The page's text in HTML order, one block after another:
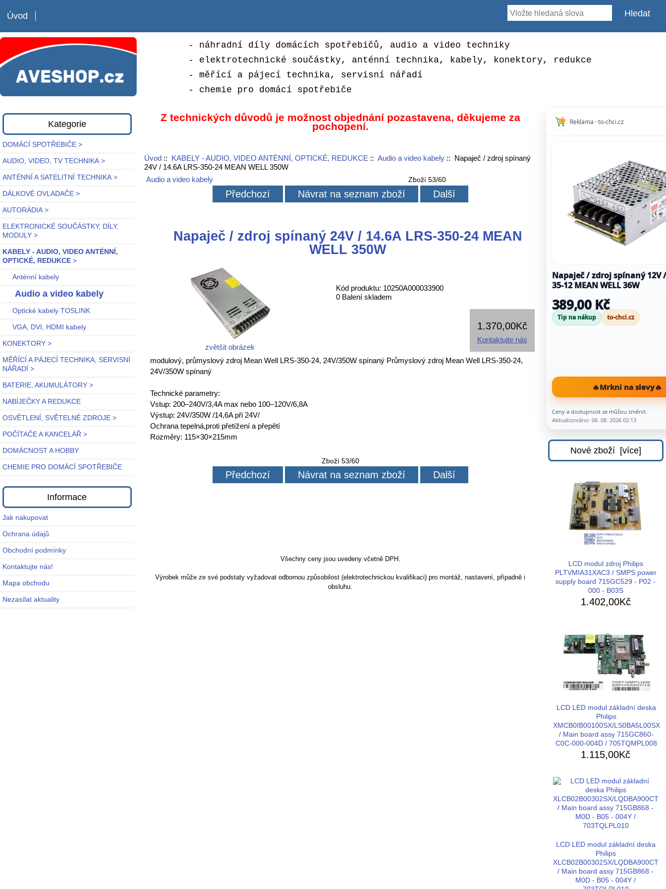
Úvod
- náhradní díly domácích spotřebičů, audio a video techniky
- elektrotechnické součástky, anténní technika, kabely, konektory, redukce
- měřící a pájecí technika, servisní nářadí
- chemie pro domácí spotřebiče
Kategorie
DOMÁCÍ SPOTŘEBIČE >
AUDIO, VIDEO, TV TECHNIKA >
ANTÉNNÍ A SATELITNÍ TECHNIKA >
DÁLKOVÉ OVLADAČE >
AUTORÁDIA >
ELEKTRONICKÉ SOUČÁSTKY, DÍLY,
MODULY >
KABELY - AUDIO, VIDEO ANTÉNNÍ,
OPTICKÉ, REDUKCE >
Anténní kabely
Audio a video kabely
Optické kabely TOSLINK
VGA, DVI, HDMI kabely
KONEKTORY >
MĚŘÍCÍ A PÁJECÍ TECHNIKA, SERVISNÍ
NÁŘADÍ >
BATERIE, AKUMULÁTORY >
NABÍJEČKY A REDUKCE
OSVĚTLENÍ, SVĚTELNÉ ZDROJE >
POČÍTAČE A KANCELÁŘ >
DOMÁCNOST A HOBBY
CHEMIE PRO DOMÁCÍ SPOTŘEBIČE
Informace
Jak nakupovat
Ochrana údajů
Obchodní podmínky
Kontaktujte nás!
Mapa obchodu
Nezasílat aktuality
Z technických důvodů je možnost objednání pozastavena, děkujeme za
pochopení.
Úvod:: KABELY - AUDIO, VIDEO ANTÉNNÍ, OPTICKÉ, REDUKCE :: Audio a video kabely:: Napaječ / zdroj spínaný
24V / 14.6A LRS-350-24 MEAN WELL 350W
Audio a video kabely
Zboží 53/60
Předchozí Návrat na seznam zboží Další
Napaječ / zdroj spínaný 24V / 14.6A LRS-350-24 MEAN
WELL 350W
zvětšit obrázek
Kód produktu: 10250A000033900
0 Balení skladem
1.370,00Kč
Kontaktujte nás
modulový, průmyslový zdroj Mean Well LRS-350-24, 24V/350W spínaný Průmyslový zdroj Mean Well LRS-350-24,
24V/350W spínaný
Technické parametry:
Vstup: 200–240V/3,4A max nebo 100–120V/6,8A
Výstup: 24V/350W /14,6A při 24V/
Ochrana tepelná,proti přetížení a přepětí
Rozměry: 115×30×215mm
Zboží 53/60
Předchozí Návrat na seznam zboží Další
Všechny ceny jsou uvedeny včetně DPH.
Výrobek může ze své podstaty vyžadovat odbornou způsobilost (elektrotechnickou kvalifikaci) pro montáž, nastavení, případně i
obsluhu.
Reklama · to-chci.cz
Napaječ / zdroj spínaný 12V /
35-12 MEAN WELL 36W
389,00 Kč
Tip na nákup to-chci.cz
🔥Mrkni na slevy🔥
Ceny a dostupnost se můžou změnit.
Aktualizováno: 06. 08. 2026 02:13
Nové zboží [více]
LCD modul zdroj Philips
PLTVMIA31XAC3 / SMPS power
supply board 715GC529 - P02 -
000 - B03S
1.402,00Kč
LCD LED modul základní deska
Philips
XMCB0IB00100SX/LS0BA5L00SX
/ Main board assy 715GC860-
C0C-000-004D / 705TQMPL008
1.115,00Kč
LCD LED modul základní deska
Philips
XLCB02B00302SX/LQDBA900CT
/ Main board assy 715GB868 -
M0D - B05 - 004Y /